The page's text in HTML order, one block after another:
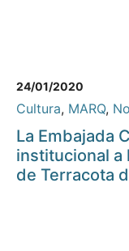
24/01/2020
Cultura, MARQ,
La Embajada
institucional a
de Terracota